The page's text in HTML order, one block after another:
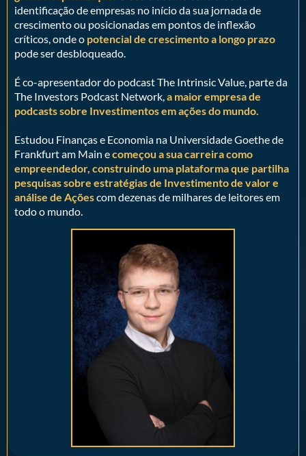
identificação de empresas no início da sua jornada de
crescimento ou posicionadas em pontos de inflexão
críticos, onde o potencial de crescimento a longo prazo
pode ser desbloqueado.
É co-apresentador do podcast The Intrinsic Value, parte da
The Investors Podcast Network,a maior empresa de
podcasts sobre Investimentos em ações do mundo.
Estudou Finanças e Economia na Universidade Goethe de
Frankfurt am Main ecomeçou a sua carreira como
empreendedor, construindo uma plataforma que partilha
pesquisas sobre estratégias de Investimento de valor e
análise de Açõescom dezenas de milhares de leitores em
todo o mundo.